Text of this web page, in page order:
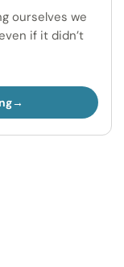
ourselves we
if it didn’t